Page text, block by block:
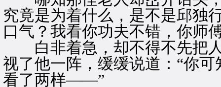
究竟是为着什么，是不是邱独
口气？我看你功夫不错，你师
白非着急，却不得不先把人
视了他一阵，缓缓说道：“你
看了两样——”